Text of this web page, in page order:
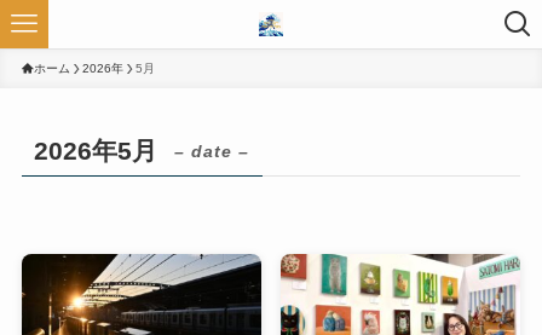
ホーム 2026年 5月
2026年5月 – date –